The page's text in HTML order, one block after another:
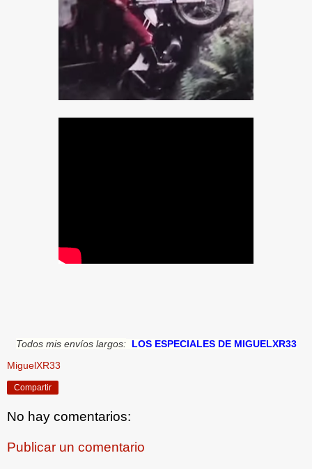
Todos mis envíos largos: LOS ESPECIALES DE MIGUELXR33
MiguelXR33
Compartir
No hay comentarios:
Publicar un comentario